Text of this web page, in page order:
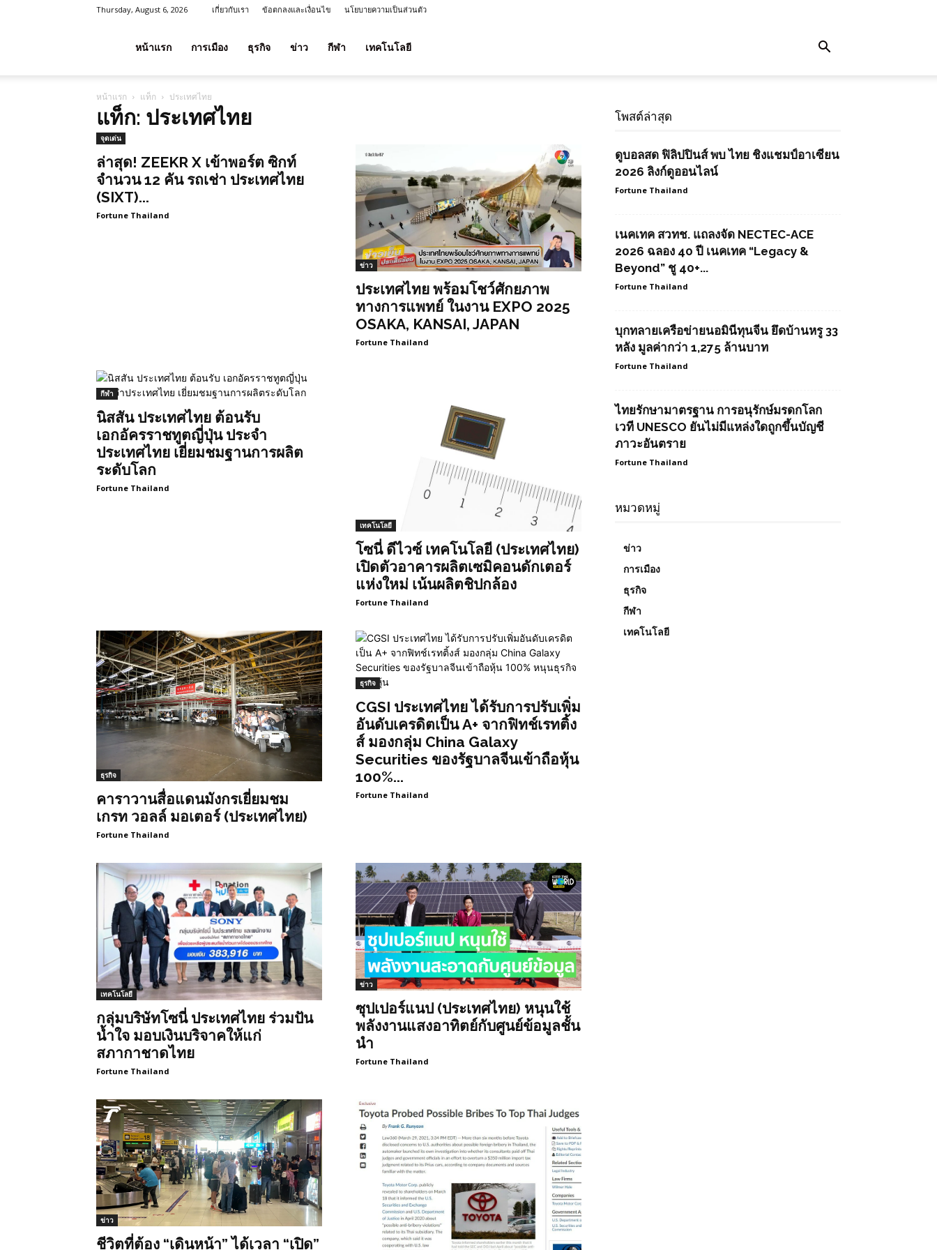
Thursday, August 6, 2026 เกี่ยวกับเรา ข้อตกลงและเงื่อนไข นโยบายความเป็นส่วนตัว
ลาภ
ประเทศไทย
หน้าแรก การเมือง ธุรกิจ ข่าว กีฬา เทคโนโลยี
หน้าแรก แท็ก ประเทศไทย
แท็ก: ประเทศไทย
จุดเด่น
ล่าสุด! ZEEKR X เข้าพอร์ต ซิกท์
จำนวน 12 คัน รถเช่า ประเทศไทย
(SIXT)...
Fortune Thailand
ข่าว
ประเทศไทย พร้อมโชว์ศักยภาพ
ทางการแพทย์ ในงาน EXPO 2025
OSAKA, KANSAI, JAPAN
Fortune Thailand
กีฬา
นิสสัน ประเทศไทย ต้อนรับ
เอกอัครราชทูตญี่ปุ่น ประจำ
ประเทศไทย เยี่ยมชมฐานการผลิต
ระดับโลก
Fortune Thailand
เทคโนโลยี
โซนี่ ดีไวซ์ เทคโนโลยี (ประเทศไทย)
เปิดตัวอาคารผลิตเซมิคอนดักเตอร์
แห่งใหม่ เน้นผลิตชิปกล้อง
Fortune Thailand
ธุรกิจ
คาราวานสื่อแดนมังกรเยี่ยมชม
เกรท วอลล์ มอเตอร์ (ประเทศไทย)
Fortune Thailand
ธุรกิจ
CGSI ประเทศไทย ได้รับการปรับเพิ่ม
อันดับเครดิตเป็น A+ จากฟิทช์เรทติ้ง
ส์ มองกลุ่ม China Galaxy
Securities ของรัฐบาลจีนเข้าถือหุ้น
100%...
Fortune Thailand
เทคโนโลยี
กลุ่มบริษัทโซนี่ ประเทศไทย ร่วมปัน
น้ำใจ มอบเงินบริจาคให้แก่
สภากาชาดไทย
Fortune Thailand
ข่าว
ซุปเปอร์แนป (ประเทศไทย) หนุนใช้
พลังงานแสงอาทิตย์กับศูนย์ข้อมูลชั้น
นำ
Fortune Thailand
ข่าว
ชีวิตที่ต้อง “เดินหน้า” ได้เวลา “เปิด”
โพสต์ล่าสุด
ดูบอลสด ฟิลิปปินส์ พบ ไทย ชิงแชมป์อาเซียน
2026 ลิงก์ดูออนไลน์
Fortune Thailand
เนคเทค สวทช. แถลงจัด NECTEC-ACE
2026 ฉลอง 40 ปี เนคเทค “Legacy &
Beyond” ชู 40+...
Fortune Thailand
บุกทลายเครือข่ายนอมินีทุนจีน ยึดบ้านหรู 33
หลัง มูลค่ากว่า 1,275 ล้านบาท
Fortune Thailand
ไทยรักษามาตรฐาน การอนุรักษ์มรดกโลก
เวที UNESCO ยันไม่มีแหล่งใดถูกขึ้นบัญชี
ภาวะอันตราย
Fortune Thailand
หมวดหมู่
ข่าว
การเมือง
ธุรกิจ
กีฬา
เทคโนโลยี